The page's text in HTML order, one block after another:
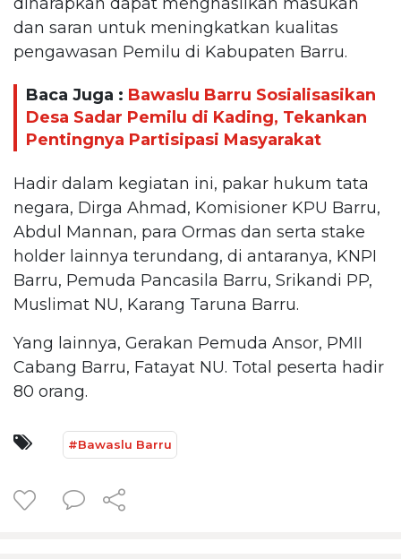
dan saran untuk meningkatkan kualitas
pengawasan Pemilu di Kabupaten Barru.
Baca Juga : Bawaslu Barru Sosialisasikan
Desa Sadar Pemilu di Kading, Tekankan
Pentingnya Partisipasi Masyarakat
Hadir dalam kegiatan ini, pakar hukum tata
negara, Dirga Ahmad, Komisioner KPU Barru,
Abdul Mannan, para Ormas dan serta stake
holder lainnya terundang, di antaranya, KNPI
Barru, Pemuda Pancasila Barru, Srikandi PP,
Muslimat NU, Karang Taruna Barru.
Yang lainnya, Gerakan Pemuda Ansor, PMII
Cabang Barru, Fatayat NU. Total peserta hadir
80 orang.
#Bawaslu Barru